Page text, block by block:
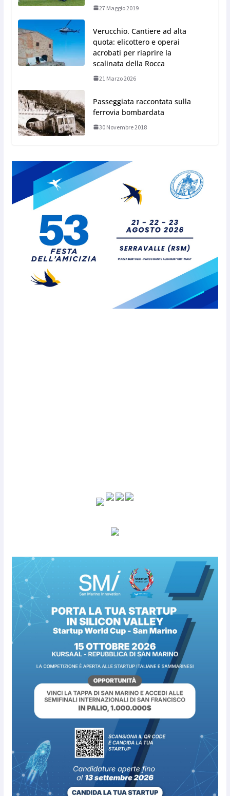
27 Maggio 2019
Verucchio. Cantiere ad alta
quota: elicottero e operai
acrobati per riaprire la
scalinata della Rocca
21 Marzo 2026
Passeggiata raccontata sulla
ferrovia bombardata
30 Novembre 2018